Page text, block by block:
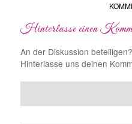
Hinterlasse einen
An der Diskussion beteiligen?
Hinterlasse uns deinen